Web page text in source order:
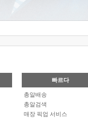
빠르다
총알배송
총알검색
매장 픽업 서비스